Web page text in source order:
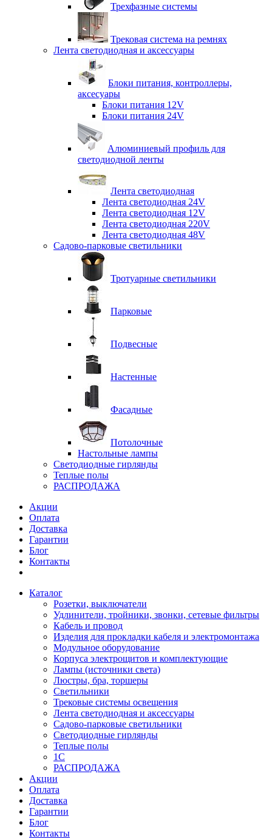
Трехфазные системы
Трековая система на ремнях
Лента светодиодная и аксессуары
Блоки питания, контроллеры,
аксесуары
Блоки питания 12V
Блоки питания 24V
Алюминиевый профиль для
светодиодной ленты
Лента светодиодная
Лента светодиодная 24V
Лента светодиодная 12V
Лента светодиодная 220V
Лента светодиодная 48V
Садово-парковые светильники
Тротуарные светильники
Парковые
Подвесные
Настенные
Фасадные
Потолочные
Настольные лампы
Светодиодные гирлянды
Теплые полы
РАСПРОДАЖА
Акции
Оплата
Доставка
Гарантии
Блог
Контакты
Каталог
Розетки, выключатели
Удлинители, тройники, звонки, сетевые фильтры
Кабель и провод
Изделия для прокладки кабеля и электромонтажа
Модульное оборудование
Корпуса электрощитов и комплектующие
Лампы (источники света)
Люстры, бра, торшеры
Светильники
Трековые системы освещения
Лента светодиодная и аксессуары
Садово-парковые светильники
Светодиодные гирлянды
Теплые полы
1С
РАСПРОДАЖА
Акции
Оплата
Доставка
Гарантии
Блог
Контакты